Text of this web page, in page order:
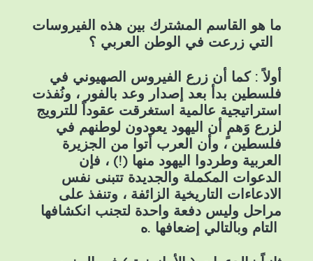
ما هو القاسم المشترك بين هذه الفيروسات
أولاً : كما أن زرع الفيروس الصهيوني في
فلسطين بدأ بعد إصدار وعد بالفور ، ونُفذت
استراتيجية عالمية استغرقت عقوداً للترويج
لزرع وَهمٍ أن اليهود يعودون لوطنهم في
فلسطين ، وأن العرب أتوا من الجزيرة
العربية وطردوا اليهود منها (!) ، فإن
الدعوات المكملة والجديدة تتبنى نفس
الادعاءات التاريخية الزائفة ، وتنفذ على
مراحل وليس دفعة واحدة لتجنب انكشافها